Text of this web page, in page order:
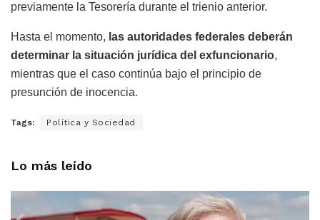
previamente la Tesorería durante el trienio anterior.
Hasta el momento, las autoridades federales deberán
determinar la situación jurídica del exfuncionario,
mientras que el caso continúa bajo el principio de
presunción de inocencia.
Tags: Política y Sociedad
Lo más leído